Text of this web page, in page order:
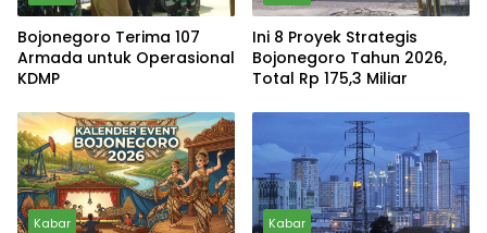
Bojonegoro Terima 107
Armada untuk Operasional
KDMP
Ini 8 Proyek Strategis
Bojonegoro Tahun 2026,
Total Rp 175,3 Miliar
Kabar Kabar